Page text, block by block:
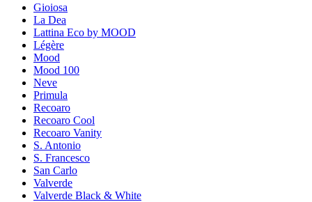
Gioiosa
La Dea
Lattina Eco by MOOD
Légère
Mood
Mood 100
Neve
Primula
Recoaro
Recoaro Cool
Recoaro Vanity
S. Antonio
S. Francesco
San Carlo
Valverde
Valverde Black & White